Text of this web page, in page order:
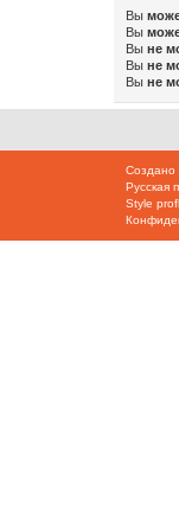
Вы
Вы
Вы не
Вы не
Вы не
Создано
Русская
Style